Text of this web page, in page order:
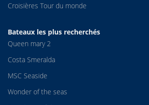
Croisières Tour du monde
Bateaux les plus recherchés
Queen mary 2
Costa Smeralda
MSC Seaside
Wonder of the seas